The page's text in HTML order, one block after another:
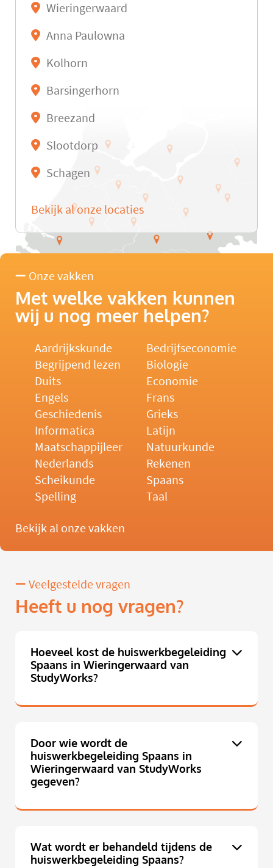
Wieringerwaard
Anna Paulowna
Kolhorn
Barsingerhorn
Breezand
Slootdorp
Schagen
Bekijk al onze locaties
Onze vakken
Met welke vakken kunnen
wij u nog meer helpen?
Aardrijkskunde
Bedrijfseconomie
Begrijpend lezen
Biologie
Duits
Economie
Engels
Frans
Geschiedenis
Grieks
Informatica
Latijn
Maatschappijleer
Natuurkunde
Nederlands
Rekenen
Scheikunde
Spaans
Spelling
Taal
Bekijk al onze vakken
Veelgestelde vragen
Heeft u nog vragen?
Hoeveel kost de huiswerkbegeleiding
Spaans in Wieringerwaard van
StudyWorks?
Door wie wordt de
huiswerkbegeleiding Spaans in
Wieringerwaard van StudyWorks
gegeven?
Wat wordt er behandeld tijdens de
huiswerkbegeleiding Spaans?